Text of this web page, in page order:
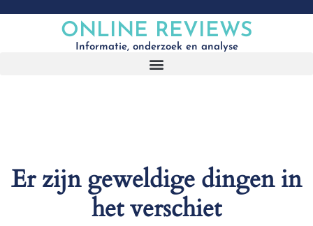
ONLINE REVIEWS
Informatie, onderzoek en analyse
Er zijn geweldige dingen in
het verschiet